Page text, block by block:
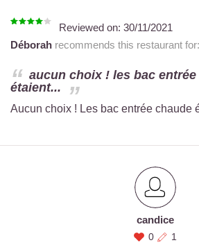
Reviewed on: 30/11/2021
Déborah recommends this restaurant for:
aucun choix ! les bac
étaient...
Aucun choix ! Les bac entrée chaude
candice
0 1